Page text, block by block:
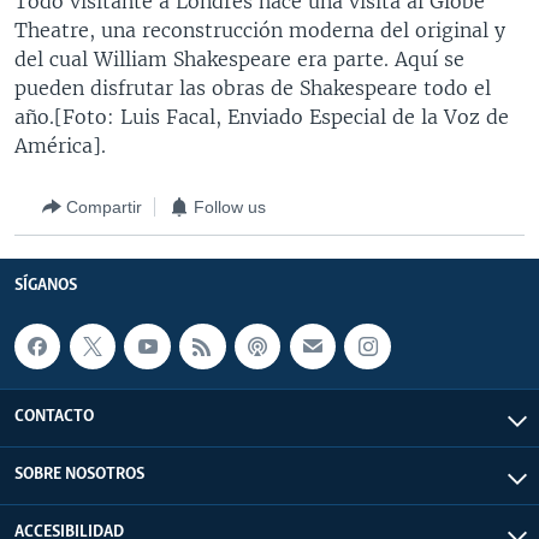
VENEZUELA
BRASIL
NICARAGUA
ECONOMÍA
ENTRETENIMIENTO Y CULTURA
TECNOLOGÍA
DEPORTES
CIENCIA Y SALUD
MULTIMEDIA
VIDEOS
FOTOGRAFÍA
AUDIOS
PROGRAMAS TV
EL MUNDO AL DÍA
FORO INTERAMERICANO
LAS CLAVES
PANORAMA
RADIO
AVANCE INFORMATIVO
AUDIONOTICIAS
BUENOS DÍAS AMÉRICA
ESTADOS UNIDOS AL DÍA
EL MUNDO AL DÍA [RADIO]
FORO [RADIO]
DEPORTIVO INTERNACIONAL
NOTA ECONÓMICA
DIRECT
DOCUMENTALES DE LA VOA
Learning English
SÍGANOS
Theatre, una reconstrucción moderna del original y
del cual William Shakespeare era parte. Aquí se
pueden disfrutar las obras de Shakespeare todo el
año.[Foto: Luis Facal, Enviado Especial de la Voz de
América].
Compartir Follow us
SÍGANOS
CONTACTO
SOBRE NOSOTROS
ACCESIBILIDAD